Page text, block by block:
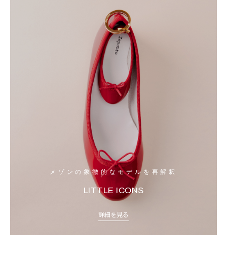
メゾンの象徴的なモデルを再解釈
LITTLE ICONS
詳細を見る